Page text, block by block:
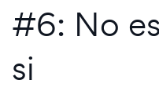
#6: No
si